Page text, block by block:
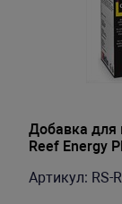
Добавка для
Reef Energy
Артикул: RS-